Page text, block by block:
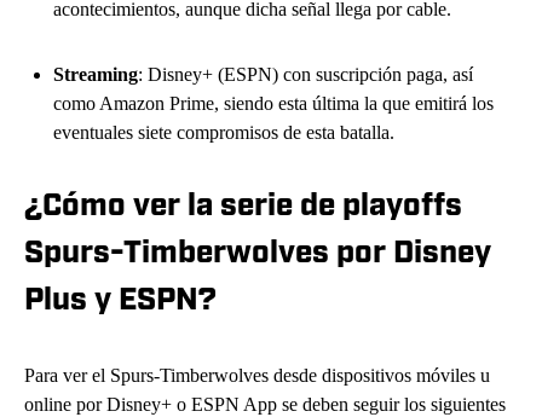
acontecimientos, aunque dicha señal llega por cable.
Streaming: Disney+ (ESPN) con suscripción paga, así
como Amazon Prime, siendo esta última la que emitirá los
eventuales siete compromisos de esta batalla.
¿Cómo ver la serie de playoffs
Spurs-Timberwolves por Disney
Plus y ESPN?
Para ver el Spurs-Timberwolves desde dispositivos móviles u
online por Disney+ o ESPN App se deben seguir los siguientes